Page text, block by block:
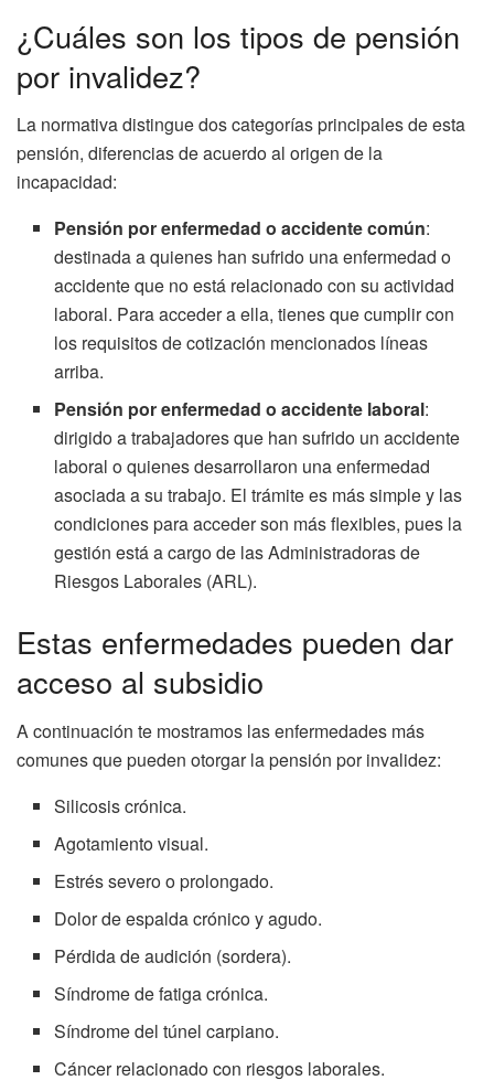
¿Cuáles son los tipos de pensión
por invalidez?
La normativa distingue dos categorías principales de esta
pensión, diferencias de acuerdo al origen de la
incapacidad:
Pensión por enfermedad o accidente común:
destinada a quienes han sufrido una enfermedad o
accidente que no está relacionado con su actividad
laboral. Para acceder a ella, tienes que cumplir con
los requisitos de cotización mencionados líneas
arriba.
Pensión por enfermedad o accidente laboral:
dirigido a trabajadores que han sufrido un accidente
laboral o quienes desarrollaron una enfermedad
asociada a su trabajo. El trámite es más simple y las
condiciones para acceder son más flexibles, pues la
gestión está a cargo de las Administradoras de
Riesgos Laborales (ARL).
Estas enfermedades pueden dar
acceso al subsidio
A continuación te mostramos las enfermedades más
comunes que pueden otorgar la pensión por invalidez:
Silicosis crónica.
Agotamiento visual.
Estrés severo o prolongado.
Dolor de espalda crónico y agudo.
Pérdida de audición (sordera).
Síndrome de fatiga crónica.
Síndrome del túnel carpiano.
Cáncer relacionado con riesgos laborales.